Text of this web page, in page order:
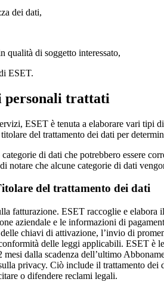
dei dati,
qualità di soggetto interessato,
ESET.
personali trattati
ESET è tenuta a elaborare vari tipi
del trattamento dei dati per
di dati che potrebbero essere
notare che alcune categorie di dati
del trattamento dei dati
fatturazione. ESET raccoglie e elabora
aziendale e le informazioni di
chiavi di attivazione, l’invio di
delle leggi applicabili. ESET è
mesi dalla scadenza dell’ultimo
privacy. Ciò include il trattamento
o difendere reclami legali.